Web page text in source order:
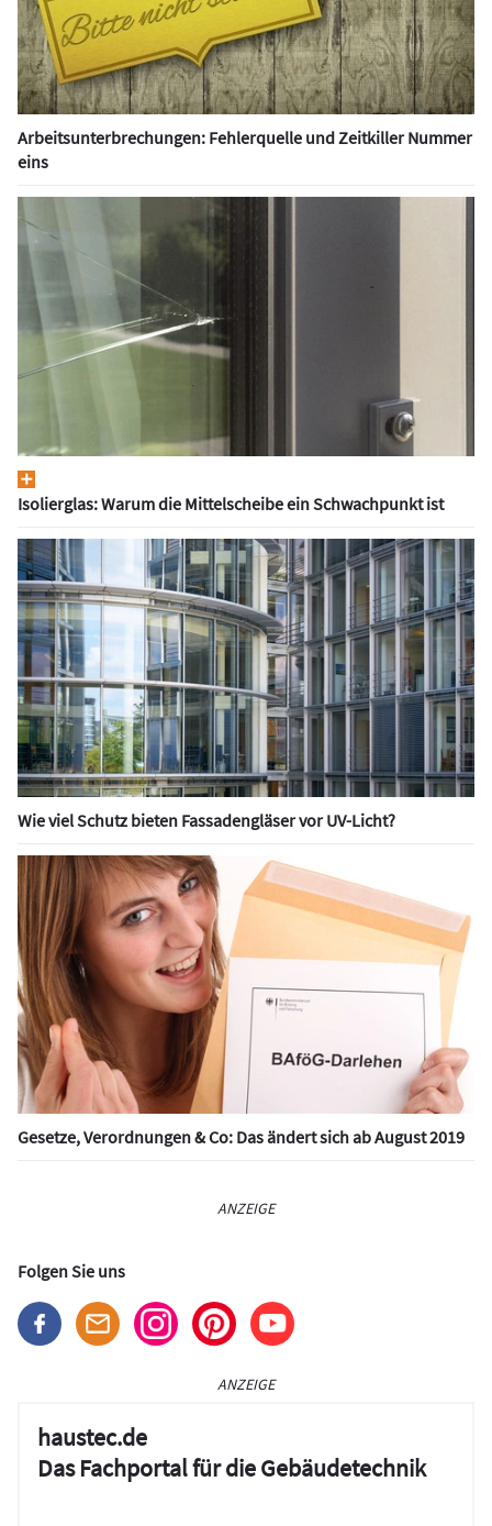
Arbeitsunterbrechungen: Fehlerquelle und Zeitkiller Nummer
eins
Isolierglas: Warum die Mittelscheibe ein Schwachpunkt ist
Wie viel Schutz bieten Fassadengläser vor UV-Licht?
Gesetze, Verordnungen & Co: Das ändert sich ab August 2019
ANZEIGE
Folgen Sie uns
ANZEIGE
haustec.de
Das Fachportal für die Gebäudetechnik